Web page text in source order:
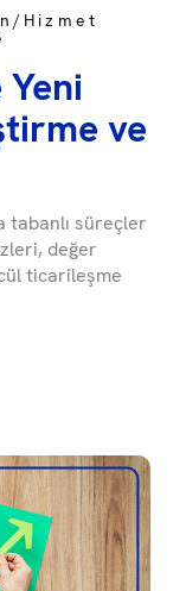
Hizmet
ve
tabanlı süreçler
değer
ticarileşme